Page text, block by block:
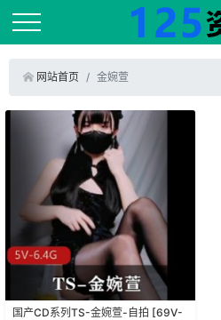
网站首页 金婉萱
国产CD系列TS-金婉萱-自拍 [69V-